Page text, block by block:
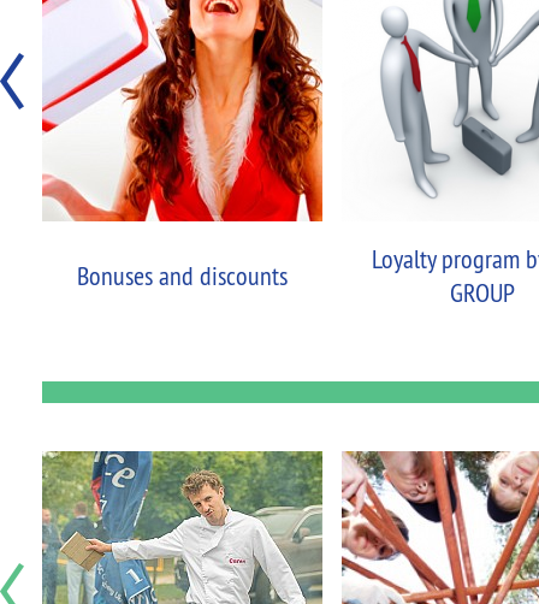
Bonuses and discounts
Loyalty program
GROUP